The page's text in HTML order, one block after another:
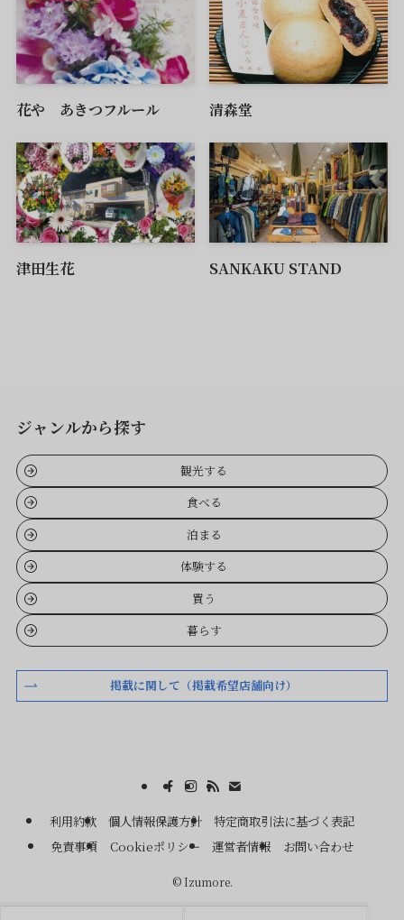
花や あきつフルール 清森堂
津田生花 SANKAKU STAND
ジャンルから探す
観光する
食べる
泊まる
体験する
買う
暮らす
掲載に関して（掲載希望店舗向け）
利用約款 個人情報保護方針
特定商取引法に基づく表記
免責事項
Cookieポリシー 運営者情報 お問い合わせ
©Izumore.